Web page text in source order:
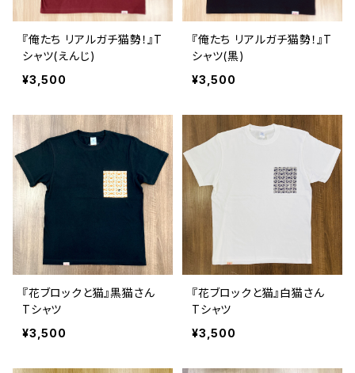
『俺たち リアルガチ猫勢！』T
シャツ(えんじ)
¥3,500
『俺たち リアルガチ猫勢！』T
シャツ(黒)
¥3,500
『花ブロックと猫』黒猫さん
Tシャツ
¥3,500
『花ブロックと猫』白猫さん
Tシャツ
¥3,500